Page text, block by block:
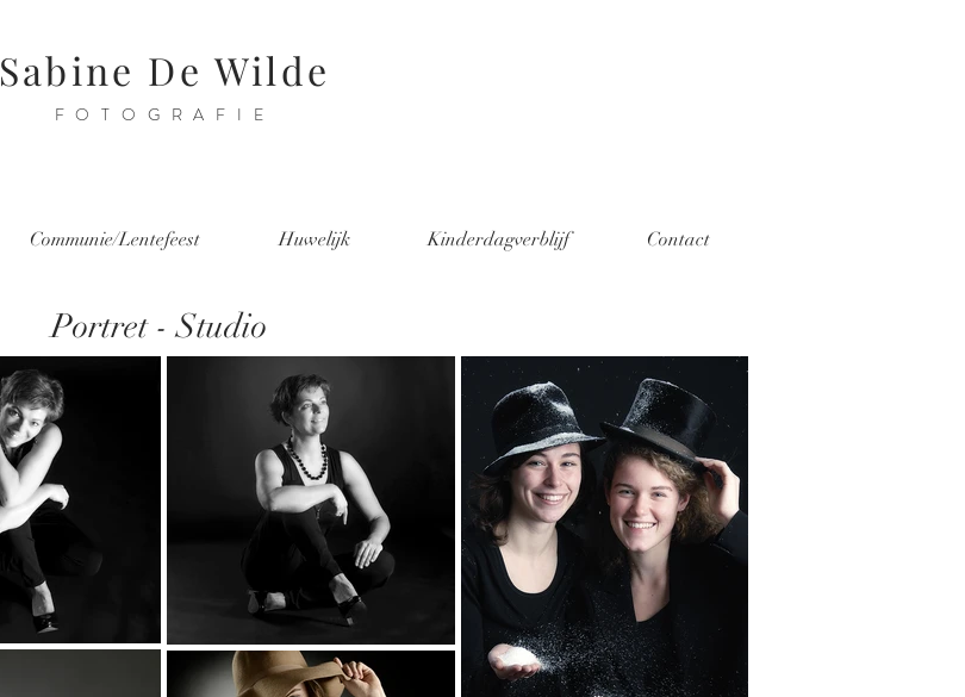
Sabine De Wilde
FOTOGRAFIE
Communie/Lentefeest Huwelijk Kinderdagverblijf Contact
Portret - Studio